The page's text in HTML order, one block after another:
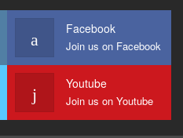
Facebook
Join us on Facebook
Youtube
Join us on Youtube